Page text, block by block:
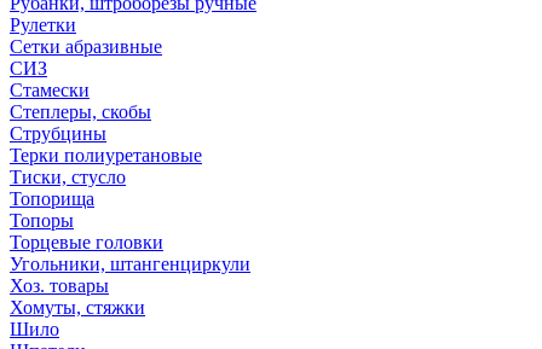
Рулетки
Сетки абразивные
СИЗ
Стамески
Степлеры, скобы
Струбцины
Терки полиуретановые
Тиски, стусло
Топорища
Топоры
Торцевые головки
Угольники, штангенциркули
Хоз. товары
Хомуты, стяжки
Шило